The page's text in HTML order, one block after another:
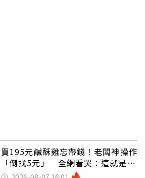
買195元鹹酥雞忘帶錢！老闆神操作
「倒找5元」 全網看哭：這就是台
灣